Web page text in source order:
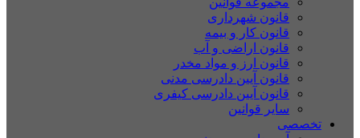
قانون شهرداری
قانون کار و بیمه
قانون اراضی و آب
قانون ارز و مواد مخدر
قانون آیین دادرسی مدنی
قانون آیین دادرسی کیفری
سایر قوانین
تخصصی